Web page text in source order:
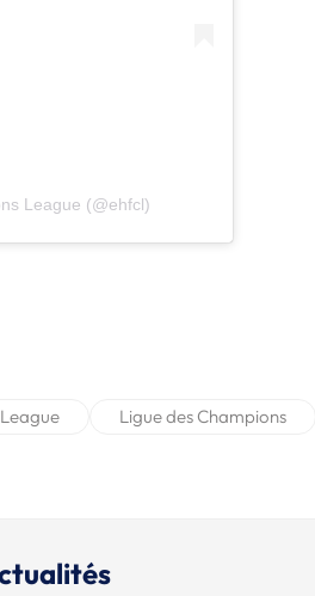
League (@ehfcl)
Ligue des Champions